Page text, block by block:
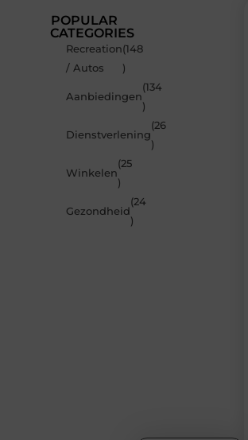
POPULAR
CATEGORIES
Recreation
/ Autos
(148
)
Aanbiedingen
(134
)
Dienstverlening
(26
)
Winkelen
(25
)
Gezondheid
(24
)